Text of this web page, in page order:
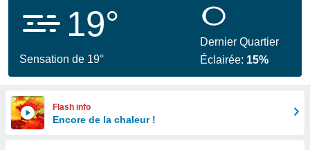
par
en
19°
Sensation de 19°
Dernier Quartier
Éclairée: 15%
Flash info
Encore de la chaleur !